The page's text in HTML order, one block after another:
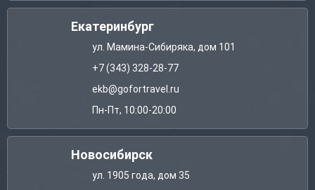
Екатеринбург
ул. Мамина-Сибиряка, дом 101
+7 (343) 328-28-77
ekb@gofortravel.ru
Пн-Пт, 10:00-20:00
Новосибирск
ул. 1905 года, дом 35